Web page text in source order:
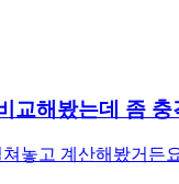
교해봤는데 좀 충
놓고 계산해봤거